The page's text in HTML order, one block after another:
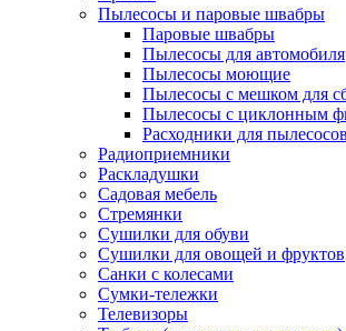
Пылесосы и паровые швабры
Паровые швабры
Пылесосы для автомобиля
Пылесосы моющие
Пылесосы с мешком для
Пылесосы с циклонным
Расходники для пылесосов
Радиоприемники
Раскладушки
Садовая мебель
Стремянки
Сушилки для обуви
Сушилки для овощей и фруктов
Санки с колесами
Сумки-тележки
Телевизоры